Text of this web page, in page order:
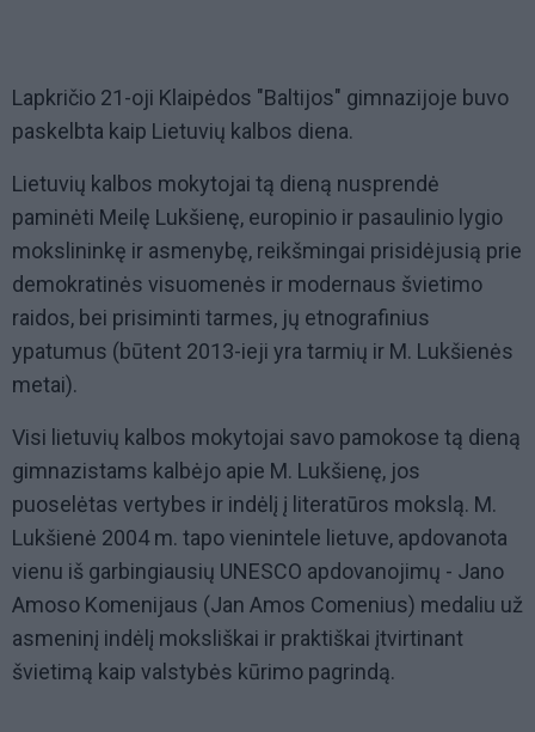
Lapkričio 21-oji Klaipėdos "Baltijos" gimnazijoje buvo
paskelbta kaip Lietuvių kalbos diena.
Lietuvių kalbos mokytojai tą dieną nusprendė
paminėti Meilę Lukšienę, europinio ir pasaulinio lygio
mokslininkę ir asmenybę, reikšmingai prisidėjusią prie
demokratinės visuomenės ir modernaus švietimo
raidos, bei prisiminti tarmes, jų etnografinius
ypatumus (būtent 2013-ieji yra tarmių ir M. Lukšienės
metai).
Visi lietuvių kalbos mokytojai savo pamokose tą dieną
gimnazistams kalbėjo apie M. Lukšienę, jos
puoselėtas vertybes ir indėlį į literatūros mokslą. M.
Lukšienė 2004 m. tapo vienintele lietuve, apdovanota
vienu iš garbingiausių UNESCO apdovanojimų - Jano
Amoso Komenijaus (Jan Amos Comenius) medaliu už
asmeninį indėlį moksliškai ir praktiškai įtvirtinant
švietimą kaip valstybės kūrimo pagrindą.